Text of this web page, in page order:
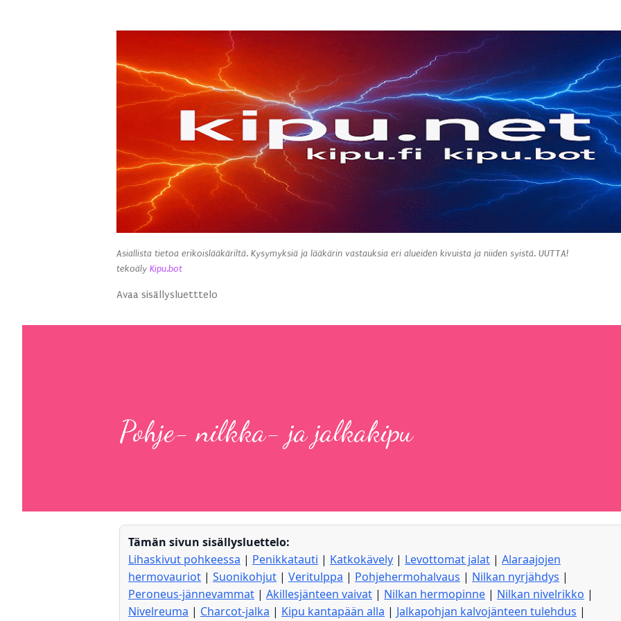
Asiallista tietoa erikoislääkäriltä. Kysymyksiä ja lääkärin vastauksia eri alueiden kivuista ja niiden syistä. UUTTA!
tekoäly Kipu.bot
Avaa sisällysluetttelo
Pohje- nilkka- ja jalkakipu
Tämän sivun sisällysluettelo:
Lihaskivut pohkeessa | Penikkatauti | Katkokävely | Levottomat jalat | Alaraajojen
hermovauriot | Suonikohjut | Veritulppa | Pohjehermohalvaus | Nilkan nyrjähdys |
Peroneus-jännevammat | Akillesjänteen vaivat | Nilkan hermopinne | Nilkan nivelrikko |
Nivelreuma | Charcot-jalka | Kipu kantapään alla | Jalkapohjan kalvojänteen tulehdus |